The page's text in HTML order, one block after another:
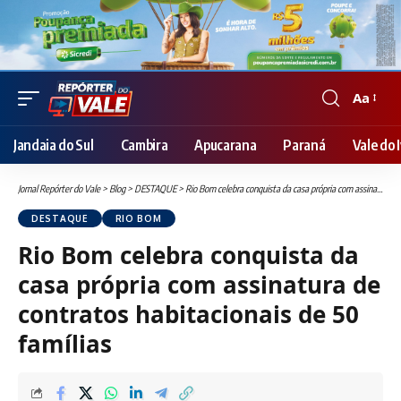
Font
Resizer
Aa
Jandaia do Sul Cambira Apucarana Paraná Vale do
Jornal Repórter do Vale> Blog> DESTAQUE> Rio Bom celebra conquista da casa própria com assinatura de contratos habitacionais de 50 famílias
DESTAQUE RIO BOM
Rio Bom celebra conquista da
casa própria com assinatura de
contratos habitacionais de 50
famílias